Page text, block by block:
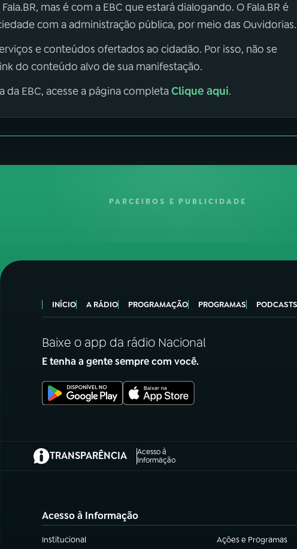
mas é com a EBC que estará dialogando. O Fala.BR é
com a administração pública, por meio das Ouvidorias.
e conteúdos ofertados ao cidadão. Por isso, não se
do conteúdo alvo de sua manifestação.
da EBC, acesse a página completaClique aqui.
PARCEIROS E PUBLICIDADE
INÍCIO A RÁDIO PROGRAMAÇÃO PROGRAMAS PODCASTS
Baixe o app da rádio Nacional
E tenha a gente sempre com você.
TRANSPARÊNCIA
Acesso à
Informação
(abre em nova aba)
Acesso à Informação
Institucional
(abre em nova aba) Ações e Programas
(abre em nova aba)